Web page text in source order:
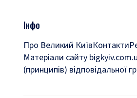
Інфо
Про Великий КиївКонтакти
Матеріали сайту
(принципів) відповідальної